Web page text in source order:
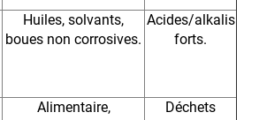
Huiles, solvants,
boues non corrosives.
Acides/alkalis
forts.
Alimentaire,
Déchets